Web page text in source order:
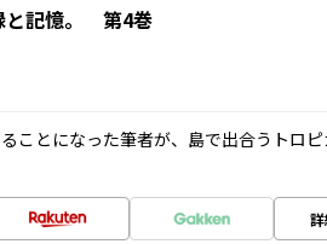
と記憶。 第4巻
ことになった筆者が、島で出合うトロ